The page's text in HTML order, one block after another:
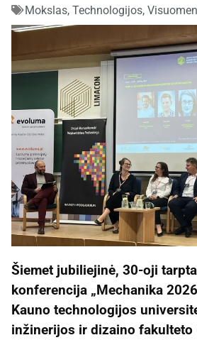
Mokslas, Technologijos,
Šiemet jubiliejinė, 30-oji
konferencija „Mechanika
Kauno technologijos
inžinerijos ir dizaino fakulteto